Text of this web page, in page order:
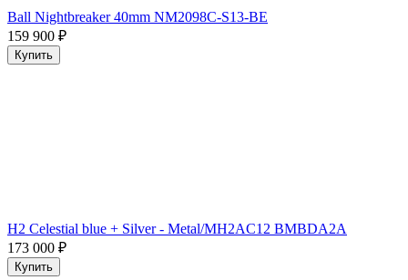
Ball Nightbreaker 40mm NM2098C-S13-BE
159 900 ₽
Купить
H2 Celestial blue + Silver - Metal/MH2AC12 BMBDA2A
173 000 ₽
Купить